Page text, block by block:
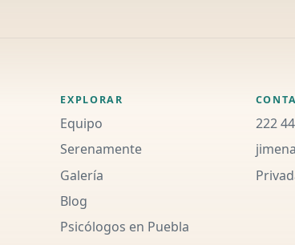
EXPLORAR
Equipo
Serenamente
Galería
Blog
Psicólogos en Puebla
222